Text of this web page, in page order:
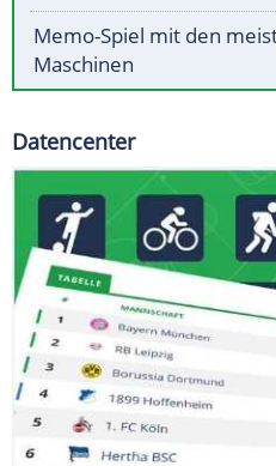
Memo-Spiel mit den
Maschinen
Datencenter